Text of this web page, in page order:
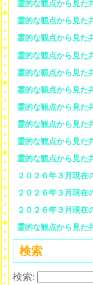
霊的な観点から見
霊的な観点から見
霊的な観点から見
霊的な観点から見
霊的な観点から見
霊的な観点から見
霊的な観点から見
霊的な観点から見
霊的な観点から見
霊的な観点から見
２０２６年３月現
２０２６年３月現
２０２６年３月現
霊的な観点から見
検索
検索: